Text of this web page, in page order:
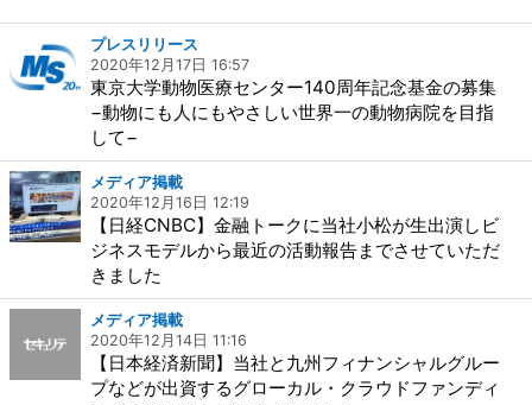
プレスリリース
2020年12月17日 16:57
東京⼤学動物医療センター140周年記念基⾦の募集
−動物にも⼈にもやさしい世界⼀の動物病院を⽬指
して−
メディア掲載
2020年12月16日 12:19
【日経CNBC】金融トークに当社小松が生出演しビ
ジネスモデルから最近の活動報告までさせていただ
きました
メディア掲載
2020年12月14日 11:16
【日本経済新聞】当社と九州フィナンシャルグルー
プなどが出資するグローカル・クラウドファンディ